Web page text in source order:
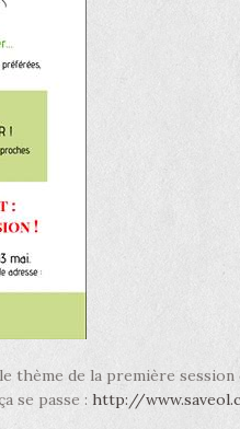
thème de la première session
se passe : http://